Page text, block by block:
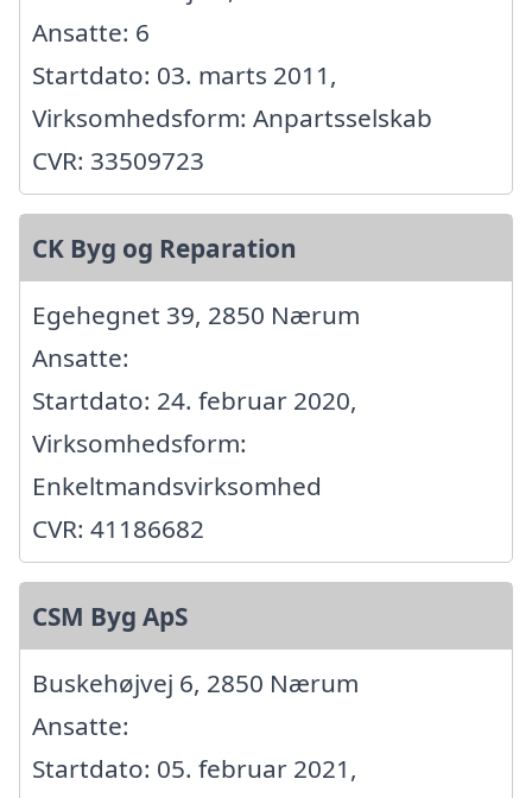
Ansatte: 6
Startdato: 03. marts 2011,
Virksomhedsform: Anpartsselskab
CVR: 33509723
CK Byg og Reparation
Egehegnet 39, 2850 Nærum
Ansatte:
Startdato: 24. februar 2020,
Virksomhedsform:
Enkeltmandsvirksomhed
CVR: 41186682
CSM Byg ApS
Buskehøjvej 6, 2850 Nærum
Ansatte:
Startdato: 05. februar 2021,